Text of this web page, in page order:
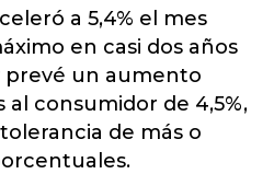
a 5,4% el mes
en casi dos años
prevé un aumento
al consumidor de 4,5%,
de más o